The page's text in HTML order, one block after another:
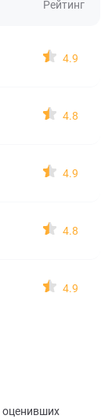
Рейтинг
4.9
4.8
4.9
4.8
4.9
оценивших